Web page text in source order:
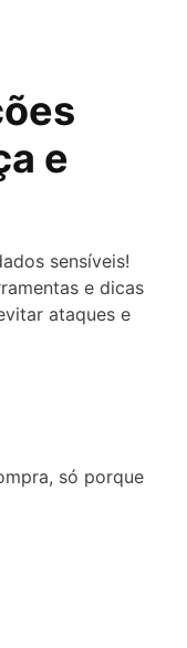
e
sensíveis!
e dicas
ataques e
só porque